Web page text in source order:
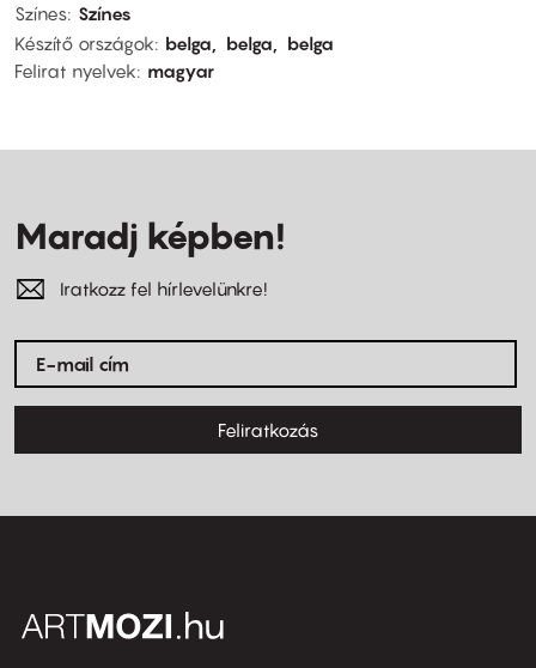
Színes Színes
Készítő országok
belga belga
belga
Felirat nyelvek
magyar
Maradj képben!
Iratkozz fel hírlevelünkre!
Feliratkozás